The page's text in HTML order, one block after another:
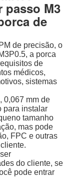
passo M3
de
de precisão, o
a porca
de
médicos,
sistemas
0,067 mm de
para instalar
tamanho
mas pode
FPC e outras
do cliente, se
pode entrar